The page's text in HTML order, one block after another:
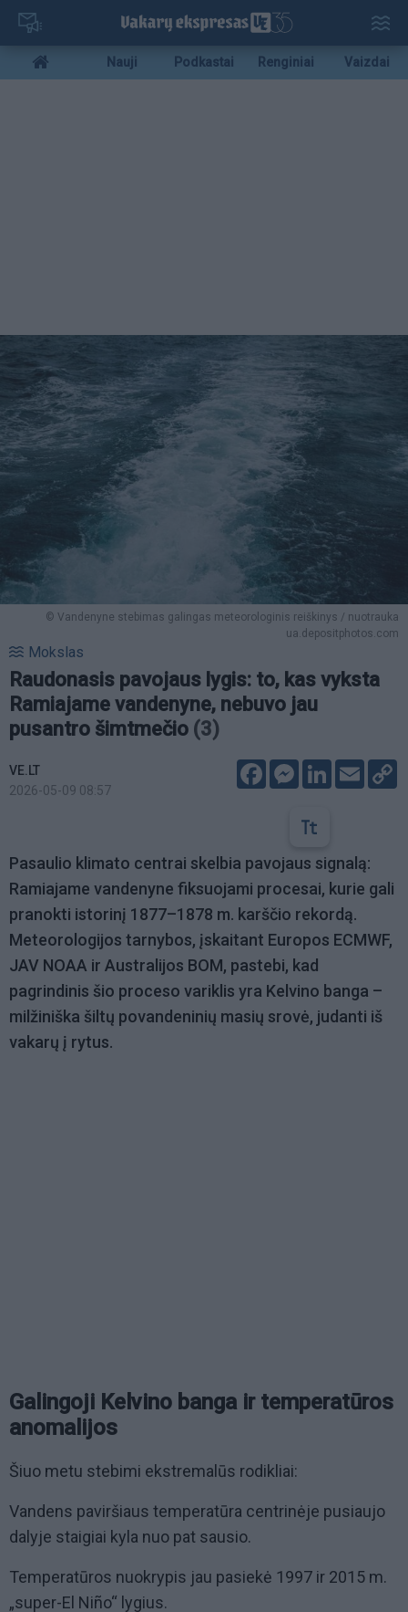
Pereiti
pagrindinį
turinį
Mobile
menu
Nauji Podkastai Renginiai Vaizdai
© Vandenyne stebimas galingas meteorologinis reiškinys / nuotrauka
ua.depositphotos.com
Mokslas
Raudonasis pavojaus lygis: to, kas vyksta
Ramiajame vandenyne, nebuvo jau
pusantro šimtmečio (3)
VE.LT
2026-05-09 08:57
FacebookMessenger
LinkedIn
Email
Pasaulio klimato centrai skelbia pavojaus signalą:
Ramiajame vandenyne fiksuojami procesai, kurie gali
pranokti istorinį 1877–1878 m. karščio rekordą.
Meteorologijos tarnybos, įskaitant Europos ECMWF,
JAV NOAA ir Australijos BOM, pastebi, kad
pagrindinis šio proceso variklis yra Kelvino banga –
milžiniška šiltų povandeninių masių srovė, judanti iš
vakarų į rytus.
Galingoji Kelvino banga ir temperatūros
anomalijos
Šiuo metu stebimi ekstremalūs rodikliai:
Vandens paviršiaus temperatūra centrinėje pusiaujo
dalyje staigiai kyla nuo pat sausio.
Temperatūros nuokrypis jau pasiekė 1997 ir 2015 m.
„super-El Niño“ lygius.